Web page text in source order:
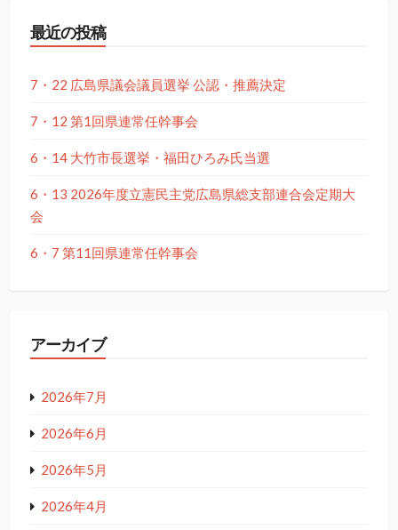
最近の投稿
7・22 広島県議会議員選挙 公認・推薦決定
7・12 第1回県連常任幹事会
6・14 大竹市長選挙・福田ひろみ氏当選
6・13 2026年度立憲民主党広島県総支部連合会定期大
会
6・7 第11回県連常任幹事会
アーカイブ
2026年7月
2026年6月
2026年5月
2026年4月